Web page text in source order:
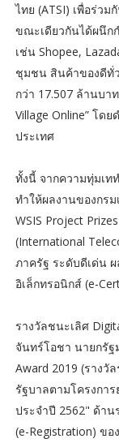
ไทย (ATSI) เพื่อร่ว
ขณะเดียวกันได้ผนึก
เช่น Shopee,
ชุมชน สินค้าของดีทั่
กว่า 17.507 ล้านบา
Village Online” โด
ประเทศ
ทั้งนี้ จากความทุ่มเ
ทำให้ผลงานของกร
WSIS Project
(International
ภาครัฐ ระดับดีเด่น
อิเล็กทรอนิกส์ (e-
รางวัลชนะเลิศ
จันทร์โอชา นายกรั
Award 2019 (ราง
รัฐบาลตามโครงการ
ประจำปี 2562" ด้า
(e-Registration) ข